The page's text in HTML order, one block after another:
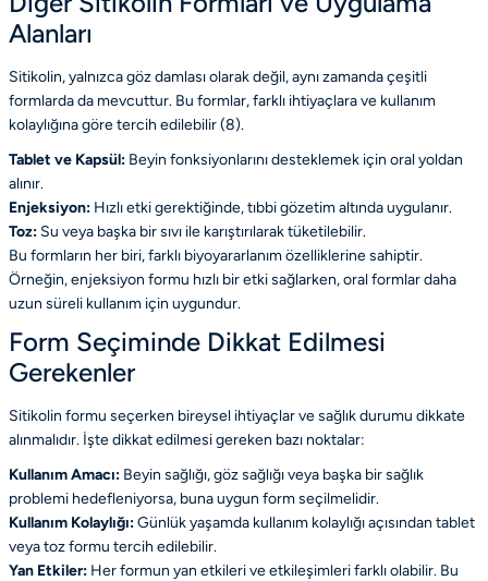
Alanları
Sitikolin, yalnızca göz damlası olarak değil, aynı zamanda çeşitli
formlarda da mevcuttur. Bu formlar, farklı ihtiyaçlara ve kullanım
kolaylığına göre tercih edilebilir (8).
Tablet ve Kapsül: Beyin fonksiyonlarını desteklemek için oral yoldan
alınır.
Enjeksiyon: Hızlı etki gerektiğinde, tıbbi gözetim altında uygulanır.
Toz: Su veya başka bir sıvı ile karıştırılarak tüketilebilir.
Bu formların her biri, farklı biyoyararlanım özelliklerine sahiptir.
Örneğin, enjeksiyon formu hızlı bir etki sağlarken, oral formlar daha
uzun süreli kullanım için uygundur.
Form Seçiminde Dikkat Edilmesi
Gerekenler
Sitikolin formu seçerken bireysel ihtiyaçlar ve sağlık durumu dikkate
alınmalıdır. İşte dikkat edilmesi gereken bazı noktalar:
Kullanım Amacı: Beyin sağlığı, göz sağlığı veya başka bir sağlık
problemi hedefleniyorsa, buna uygun form seçilmelidir.
Kullanım Kolaylığı:Günlük yaşamda kullanım kolaylığı açısından tablet
veya toz formu tercih edilebilir.
Yan Etkiler: Her formun yan etkileri ve etkileşimleri farklı olabilir. Bu